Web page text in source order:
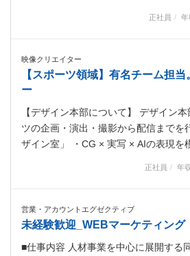
正社員 年
映像クリエイター
【スポーツ領域】有名チーム担
ー
【デザイン本部について】 デザイン
ツの企画・演出・撮影から配信までを
ザイン室」 ・CG × 実写 × AIの表現を
正社員 年
営業・アカウントエグゼクティブ
未経験歓迎_WEBマーケティング
■仕事内容 人材事業を中心に展開する